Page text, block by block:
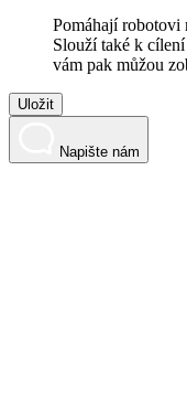
Pomáhají robotovi
Slouží také k
vám pak můžou
Uložit
Napište nám